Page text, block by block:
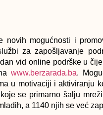
novih mogućnosti i
za zapošljavanje
vid online podrške u
www.berzarada.ba.
u motivaciji i aktiviranju
se primarno šalju
a 1140 njih se već